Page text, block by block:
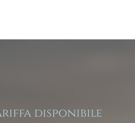
disponibile